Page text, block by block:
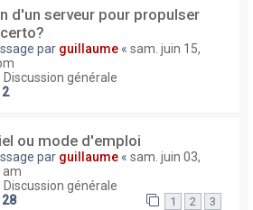
d'un serveur pour propulser
par guillaume « sam. juin 15,
Discussion générale
2
ou mode d'emploi
par guillaume « sam. juin 03,
am
Discussion générale
28 1 2 3